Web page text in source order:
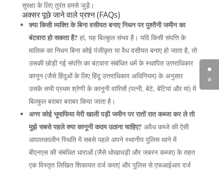
सुरक्षा के लिए तुरंत हमसे जुड़ें।
अक्सर पूछे जाने वाले प्रश्न (FAQs)
क्या किसी व्यक्ति के बिना वसीयत बनाए निधन पर पुश्तैनी जमीन का
बंटवारा हो सकता है?हां, यह बिल्कुल संभव है। यदि किसी संपत्ति के
मालिक का निधन बिना कोई पंजीकृत या वैध वसीयत बनाए हो जाता है, तो
उसकी छोड़ी गई संपत्ति का बंटवारा संबंधित धर्म के स्थापित उत्तराधिकार
कानून (जैसे हिंदुओं के लिए हिंदू उत्तराधिकार अधिनियम) के अनुसार
उसके सभी प्रथम श्रेणी के कानूनी वारिसों (पत्नी, बेटे, बेटियां और मां) में
बिल्कुल बराबर बराबर किया जाता है।
अगर कोई भूमाफिया मेरी खाली पड़ी जमीन पर रातों रात कब्जा कर ले तो
मुझे सबसे पहले क्या कानूनी कदम उठाना चाहिए?अवैध कब्जे की ऐसी
आपातकालीन स्थिति में सबसे पहले अपने स्थानीय पुलिस थाने में
बीएनएस की संबंधित धाराओं (जैसे धोखाधड़ी और जबरन कब्जा) के तहत
एक विस्तृत लिखित शिकायत दर्ज कराएं और पुलिस से एफआईआर दर्ज